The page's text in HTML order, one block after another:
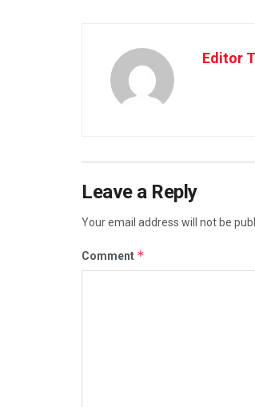
Editor
Leave a Reply
Your email address will not be
Comment *